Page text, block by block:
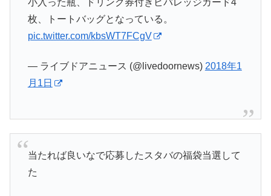
小入った瓶、ドリンク券付きビバレッジカード4
枚、トートバッグとなっている。
pic.twitter.com/kbsWT7FCgV
— ライブドアニュース (@livedoornews) 2018年1
月1日
当たれば良いなで応募したスタバの福袋当選して
た